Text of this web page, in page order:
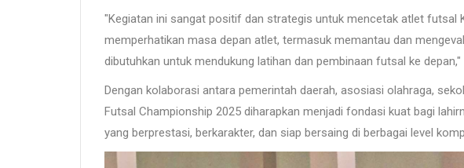
"Kegiatan ini sangat positif dan strategis untuk mencetak atlet futsal
memperhatikan masa depan atlet, termasuk memantau dan
dibutuhkan untuk mendukung latihan dan pembinaan futsal ke depan,"
Dengan kolaborasi antara pemerintah daerah, asosiasi olahraga,
Futsal Championship 2025 diharapkan menjadi fondasi kuat bagi
yang berprestasi, berkarakter, dan siap bersaing di berbagai level